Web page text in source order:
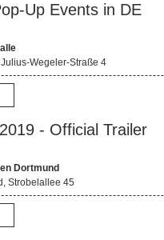
Up Events in DE
Wegeler-Straße 4
- Official Trailer
Dortmund
Strobelallee 45